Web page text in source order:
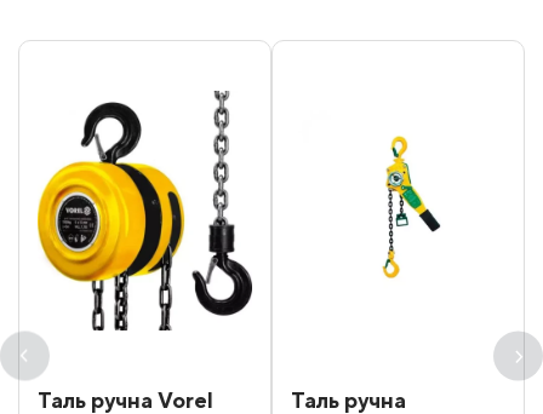
Таль ручна Vorel
Таль ручна